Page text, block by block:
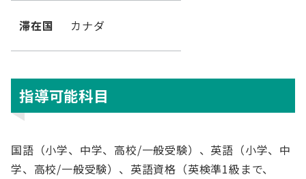
滞在国 カナダ
指導可能科目
国語（小学、中学、高校/一般受験）、英語（小学、中
学、高校/一般受験）、英語資格（英検準1級まで、